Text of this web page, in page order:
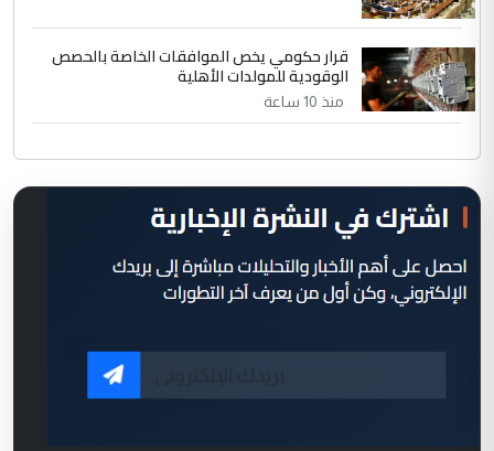
قرار حكومي يخص الموافقات الخاصة بالحصص
الوقودية للمولدات الأهلية
منذ 10 ساعة